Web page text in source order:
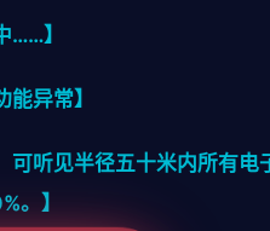
……】
异常】
可听见半径五十米内所有
。】